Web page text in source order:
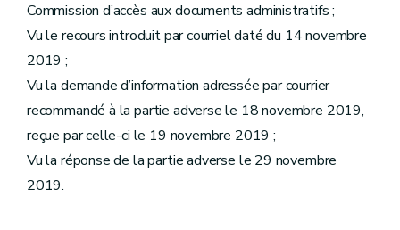
Commission d’accès aux documents administratifs ;
Vu le recours introduit par courriel daté du 14 novembre
2019 ;
Vu la demande d’information adressée par courrier
recommandé à la partie adverse le 18 novembre 2019,
reçue par celle-ci le 19 novembre 2019 ;
Vu la réponse de la partie adverse le 29 novembre
2019.